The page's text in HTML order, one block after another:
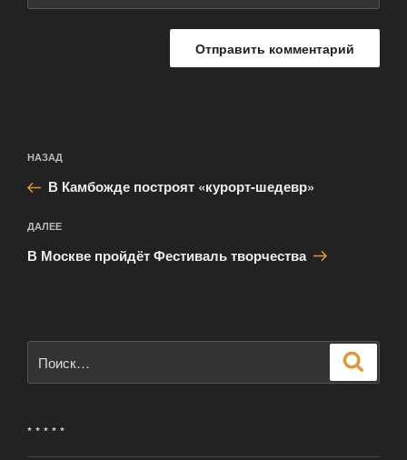
по
записям
Предыдущая
запись:
НАЗАД
В Камбожде построят «курорт-шедевр»
Следующая
запись
ДАЛЕЕ
В Москве пройдёт Фестиваль творчества
* * * * *